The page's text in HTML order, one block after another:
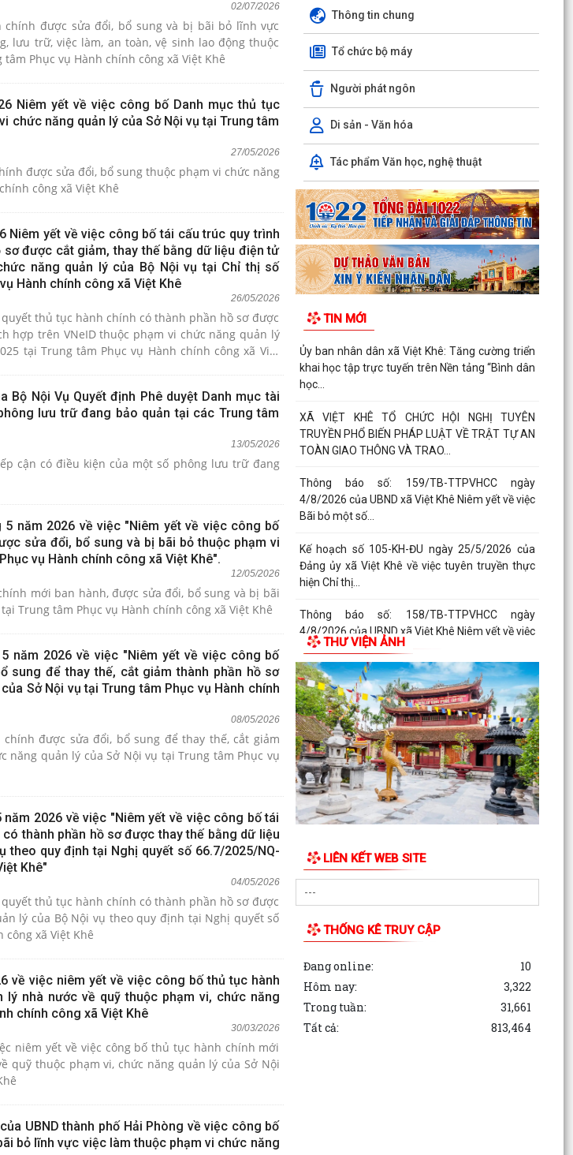
02/07/2026
được sửa đổi, bổ sung và bị bãi bỏ lĩnh vực
lưu trữ, việc làm, an toàn, vệ sinh lao động thuộc
quản lý của Sở Nội vụ tại Trung tâm Phục vụ Hành chính công xã Việt Khê
Niêm yết về việc công bố Danh mục thủ tục
chức năng quản lý của Sở Nội vụ tại Trung tâm
27/05/2026
được sửa đổi, bổ sung thuộc phạm vi chức năng
tâm Phục vụ Hành chính công xã Việt Khê
Niêm yết về việc công bố tái cấu trúc quy trình
được cắt giảm, thay thế bằng dữ liệu điện tử
năng quản lý của Bộ Nội vụ tại Chỉ thị số
Hành chính công xã Việt Khê
26/05/2026
thủ tục hành chính có thành phần hồ sơ được
hợp trên VNeID thuộc phạm vi chức năng quản lý
Việt
Bộ Nội Vụ Quyết định Phê duyệt Danh mục tài
lưu trữ đang bảo quản tại các Trung tâm
13/05/2026
kiện của một số phông lưu trữ đang
năm 2026 về việc "Niêm yết về việc công bố
sửa đổi, bổ sung và bị bãi bỏ thuộc phạm vi
vụ Hành chính công xã Việt Khê".
12/05/2026
mới ban hành, được sửa đổi, bổ sung và bị bãi
bỏ thuộc phạm vi chức năng quản lý của Sở Nội vụ tại Trung tâm Phục vụ Hành chính công xã Việt Khê
năm 2026 về việc "Niêm yết về việc công bố
sung để thay thế, cắt giảm thành phần hồ sơ
Sở Nội vụ tại Trung tâm Phục vụ Hành chính
08/05/2026
được sửa đổi, bổ sung để thay thế, cắt giảm
Sở Nội vụ tại Trung tâm Phục vụ
2026 về việc "Niêm yết về việc công bố tái
thành phần hồ sơ được thay thế bằng dữ liệu
theo quy định tại Nghị quyết số 66.7/2025/NQ-
Khê"
04/05/2026
thủ tục hành chính có thành phần hồ sơ được
lý của Bộ Nội vụ theo quy định tại Nghị quyết số
công xã Việt Khê
về việc niêm yết về việc công bố thủ tục hành
nhà nước về quỹ thuộc phạm vi, chức năng
chính công xã Việt Khê
30/03/2026
niêm yết về việc công bố thủ tục hành chính mới
quỹ thuộc phạm vi, chức năng quản lý của Sở Nội
UBND thành phố Hải Phòng về việc công bố
bỏ lĩnh vực việc làm thuộc phạm vi chức năng
Thông tin chung
Tổ chức bộ máy
Người phát ngôn
Di sản - Văn hóa
Tác phẩm Văn học, nghệ thuật
TIN MỚI
Ủy ban nhân dân xã Việt Khê: Tăng cường triển
khai học tập trực tuyến trên Nền tảng “Bình dân
học...
XÃ VIỆT KHÊ TỔ CHỨC HỘI NGHỊ TUYÊN
TRUYỀN PHỔ BIẾN PHÁP LUẬT VỀ TRẬT TỰ AN
TOÀN GIAO THÔNG VÀ TRAO...
Thông báo số: 159/TB-TTPVHCC ngày
4/8/2026 của UBND xã Việt Khê Niêm yết về việc
Bãi bỏ một số...
Kế hoạch số 105-KH-ĐU ngày 25/5/2026 của
Đảng ủy xã Việt Khê về việc tuyên truyền thực
hiện Chỉ thị...
Thông báo số: 158/TB-TTPVHCC ngày
4/8/2026 của UBND xã Việt Khê Niêm yết về việc
Bãi bỏ một số...
Thông báo số: 2553/TB-UBND ngày 04/8/2026
của UBND xã Việt Khê về việc tuyển chọn ứng
viên điều...
THƯ VIỆN ẢNH
LIÊN KẾT WEB SITE
THỐNG KÊ TRUY CẬP
Đang online:
10
Hôm nay:
3,322
Trong tuần:
31,661
Tất cả:
813,464